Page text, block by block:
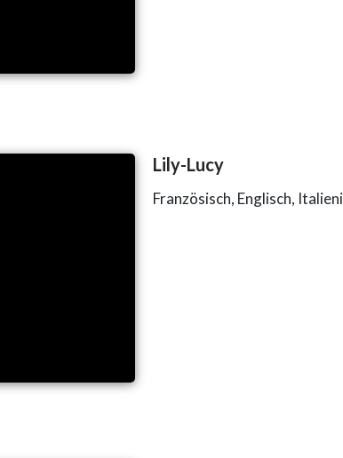
Lily-Lucy
Französisch, Englisch,